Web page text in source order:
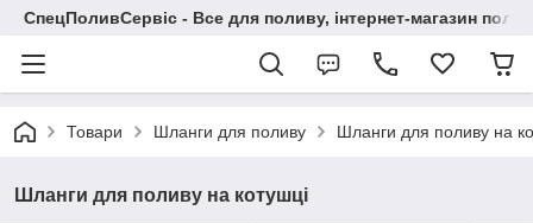
СпецПоливСервіс - Все для поливу, інтернет-магазин
Товари Шланги для поливу Шланги для поливу на
Шланги для поливу на котушці